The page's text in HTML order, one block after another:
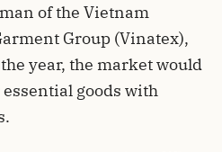
of the Vietnam
Group (Vinatex),
year, the market would
goods with